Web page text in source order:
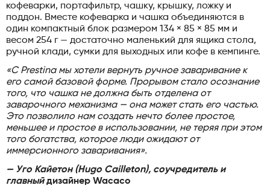
кофеварки, портафильтр, чашку, крышку, ложку и
поддон. Вместе кофеварка и чашка объединяются в
один компактный блок размером 134 × 85 × 85 мм и
весом 254 г — достаточно маленький для ящика стола,
ручной клади, сумки для выходных или кофе в кемпинге.
«С Prestina мы хотели вернуть ручное заваривание к
его самой базовой форме. Прорывом стало осознание
того, что чашка не должна быть отделена от
заварочного механизма — она может стать его частью.
Это позволило нам создать нечто более простое,
меньшее и простое в использовании, не теряя при этом
того богатства, которое люди ожидают от
иммерсионного заваривания».
— Уго Кайетон (Hugo Cailleton), соучредитель и
главныйдизайнер Wacaco